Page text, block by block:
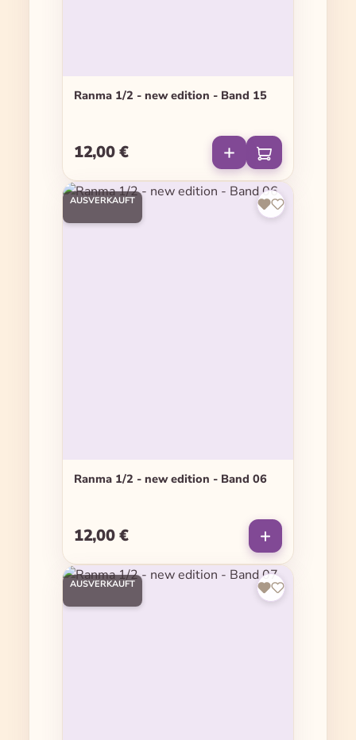
Ranma 1/2 - new edition - Band 15
Regulärer Preis:
12,00 €
AUSVERKAUFT
Ranma 1/2 - new edition - Band 06
Regulärer Preis:
12,00 €
AUSVERKAUFT